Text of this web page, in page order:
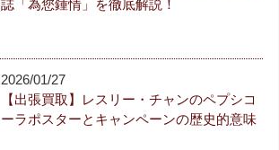
誌「為您鍾情」を徹底解説！
2026/01/27
【出張買取】レスリー・チャンのペプシコ
ーラポスターとキャンペーンの歴史的意味